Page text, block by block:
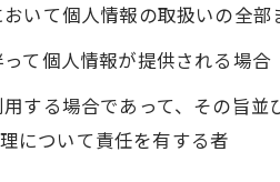
いて個人情報の取扱いの全
て個人情報が提供される場合
する場合であって、その旨
について責任を有する者